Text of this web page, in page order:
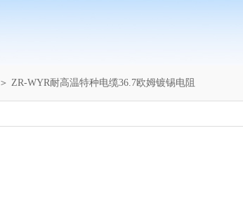
＞ ZR-WYR耐高温特种电缆36.7欧姆镀锡电阻